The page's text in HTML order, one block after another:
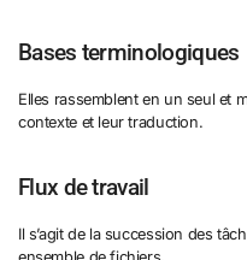
Bases terminologiques
Elles rassemblent en un seul et
contexte et leur traduction.
Flux de travail
Il s’agit de la succession des